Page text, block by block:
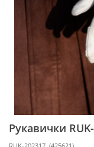
Рукавички